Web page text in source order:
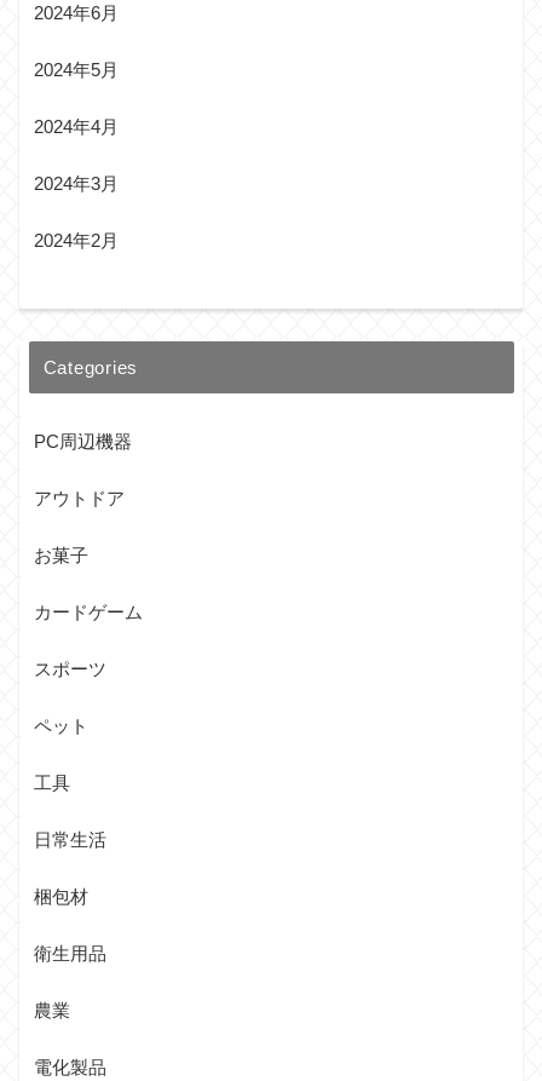
2024年6月
2024年5月
2024年4月
2024年3月
2024年2月
Categories
PC周辺機器
アウトドア
お菓子
カードゲーム
スポーツ
ペット
工具
日常生活
梱包材
衛生用品
農業
電化製品